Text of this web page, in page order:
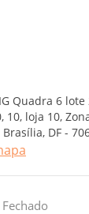
Quadra 6
10, loja 10,
DF -
Fechado